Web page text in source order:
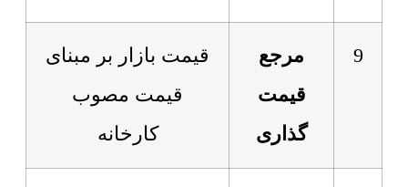
9
مرجع
قیمت
گذاری
قیمت بازار بر مبنای
قیمت مصوب
کارخانه